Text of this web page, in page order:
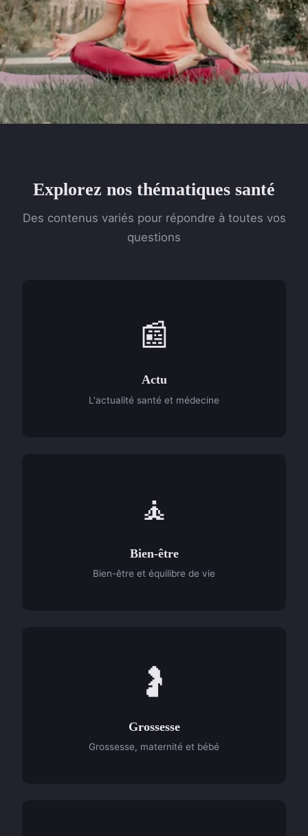
Explorez nos thématiques santé
Des contenus variés pour répondre à toutes vos
questions
📰
Actu
L'actualité santé et médecine
🧘
Bien-être
Bien-être et équilibre de vie
🤰
Grossesse
Grossesse, maternité et bébé